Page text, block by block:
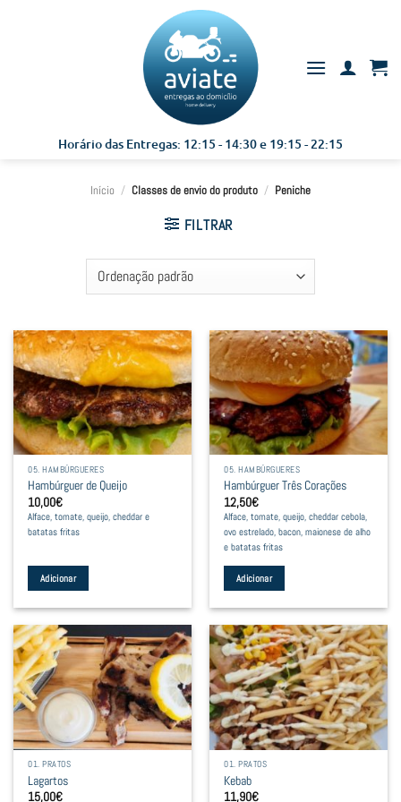
Horário das Entregas: 12:15 - 14:30 e 19:15 - 22:15
Início / Classes de envio do produto / Peniche
FILTRAR
05. HAMBÚRGUERES
Hambúrguer de Queijo
10,00€
Alface, tomate, queijo, cheddar e
batatas fritas
Adicionar
05. HAMBÚRGUERES
Hambúrguer Três Corações
12,50€
Alface, tomate, queijo, cheddar cebola,
ovo estrelado, bacon, maionese de alho
e batatas fritas
Adicionar
01. PRATOS
Lagartos
15,00€
01. PRATOS
Kebab
11,90€